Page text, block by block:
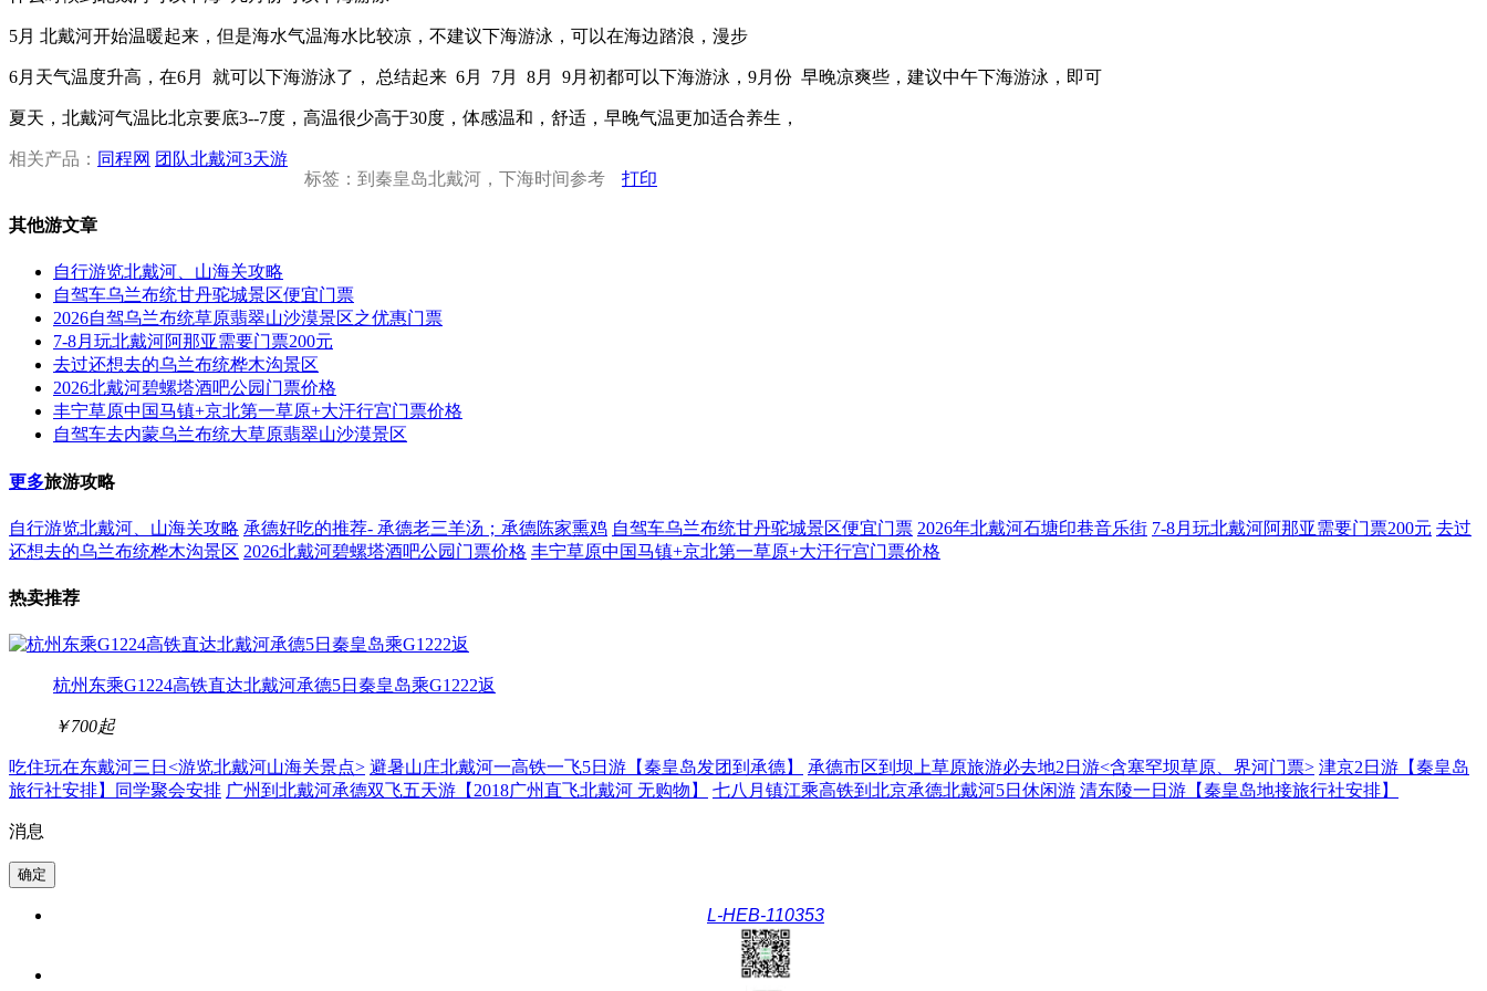
5月 北戴河开始温暖起来，但是海水气温海水比较凉，不建议下海游泳，可以在海边踏浪，漫步
6月天气温度升高，在6月 就可以下海游泳了， 总结起来 6月 7月 8月 9月初都可以下海游泳，9月份 早晚凉爽些，建议中午下海游泳，即可
夏天，北戴河气温比北京要底3--7度，高温很少高于30度，体感温和，舒适，早晚气温更加适合养生，
相关产品： 同程网 团队北戴河3天游
标签：到秦皇岛北戴河，下海时间参考
打印
其他游文章
自行游览北戴河、山海关攻略
自驾车乌兰布统甘丹驼城景区便宜门票
2026自驾乌兰布统草原翡翠山沙漠景区之优惠门票
7-8月玩北戴河阿那亚需要门票200元
去过还想去的乌兰布统桦木沟景区
2026北戴河碧螺塔酒吧公园门票价格
丰宁草原中国马镇+京北第一草原+大汗行宫门票价格
自驾车去内蒙乌兰布统大草原翡翠山沙漠景区
更多旅游攻略
自行游览北戴河、山海关攻略 承德好吃的推荐- 承德老三羊汤；承德陈家熏鸡 自驾车乌兰布统甘丹驼城景区便宜门票 2026年北戴河石塘印巷音乐街 7-8月玩北戴河阿那亚需要门票200元 去过
还想去的乌兰布统桦木沟景区 2026北戴河碧螺塔酒吧公园门票价格 丰宁草原中国马镇+京北第一草原+大汗行宫门票价格
热卖推荐
杭州东乘G1224高铁直达北戴河承德5日秦皇岛乘G1222返
￥700起
吃住玩在东戴河三日<游览北戴河山海关景点> 避暑山庄北戴河一高铁一飞5日游【秦皇岛发团到承德】 承德市区到坝上草原旅游必去地2日游<含塞罕坝草原、界河门票> 津京2日游【秦皇岛
旅行社安排】同学聚会安排 广州到北戴河承德双飞五天游【2018广州直飞北戴河 无购物】 七八月镇江乘高铁到北京承德北戴河5日休闲游 清东陵一日游【秦皇岛地接旅行社安排】
消息
L-HEB-110353